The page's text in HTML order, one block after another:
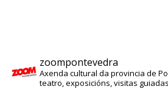
zoompontevedra
Axenda cultural da provincia de
teatro, exposicións, visitas